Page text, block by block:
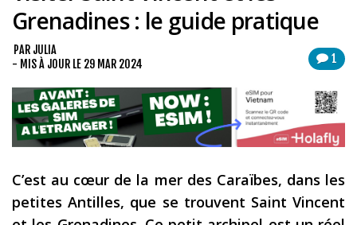
Mes ressources pour voyager
Guides voyages
Contact
Mon journal de bord sur Instagram
Blog voyage
Les derniers articles
Grenadines : le guide pratique
1
PAR JULIA
- MIS À JOUR LE 29 MAR 2024
C’est au cœur de la mer des Caraïbes, dans les
petites Antilles, que se trouvent Saint Vincent